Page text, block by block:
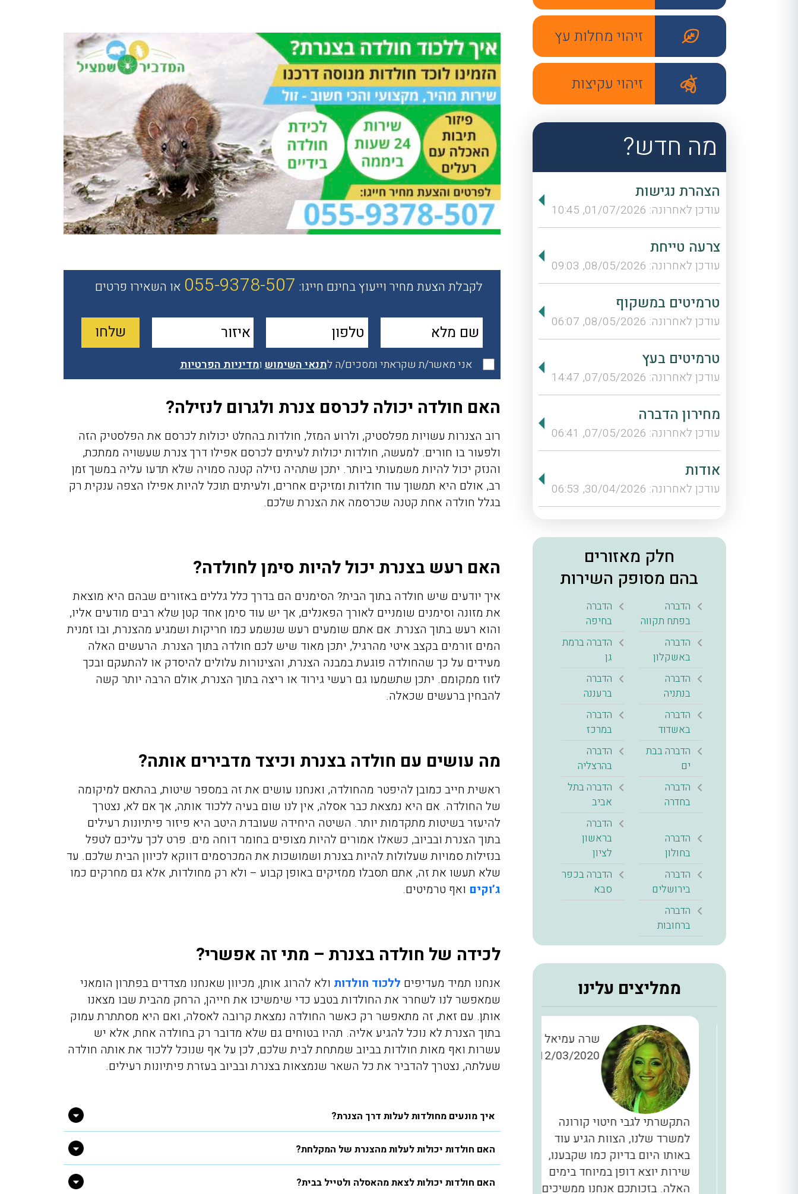
זיהוי מחלות עץ
זיהוי עקיצות
מה חדש?
הצהרת נגישות
עודכן לאחרונה: 01/07/2026, 10:45
צרעה טייחת
עודכן לאחרונה: 08/05/2026, 09:03
טרמיטים במשקוף
עודכן לאחרונה: 08/05/2026, 06:07
טרמיטים בעץ
עודכן לאחרונה: 07/05/2026, 14:47
מחירון הדברה
עודכן לאחרונה: 07/05/2026, 06:41
אודות
עודכן לאחרונה: 30/04/2026, 06:53
חלק מאזורים
בהם מסופק השירות
הדברה
בפתח תקווה
הדברה
בחיפה
הדברה
באשקלון
הדברה ברמת
גן
הדברה
בנתניה
הדברה
ברעננה
הדברה
באשדוד
הדברה
במרכז
הדברה בבת
ים
הדברה
בהרצליה
הדברה
בחדרה
הדברה בתל
אביב
הדברה
בחולון
הדברה
בראשון
לציון
הדברה
בירושלים
הדברה בכפר
סבא
הדברה
ברחובות
ממליצים עלינו
שרה עמיאל
12/03/2020
התקשרתי לגבי חיטוי קורונה
למשרד שלנו, הצוות הגיע עוד
באותו היום בדיוק כמו שקבענו,
שירות יוצא דופן במיוחד בימים
האלה. בזכותכם אנחנו ממשיכים
אריאלה לוין
08/04/2020
הזמנתי אתכם לצורך הדברת
בפרקט, הגיע בחור בשם דני ביצע
נתן לנו אחריות ככה שאנחנו
מיכה אלפסי
17/02/2019
אין דברים כאלה. תודה
חזרנו מחול ומסתבר
איתנו מה שנקרא פשפש
לא ידענו בהתחלה ממה
נעקצים בלילה זה היה
כולם כבר החליטו שיש לנו
לקבלת הצעת מחיר וייעוץ בחינם חייגו: 055-9378-507 או השאירו פרטים
אני מאשר/ת שקראתי ומסכים/ה לתנאי השימושומדיניות הפרטיות
האם חולדה יכולה לכרסם צנרת ולגרום לנזילה?
רוב הצנרות עשויות מפלסטיק, ולרוע המזל, חולדות בהחלט יכולות לכרסם את הפלסטיק הזה
ולפעור בו חורים. למעשה, חולדות יכולות לעיתים לכרסם אפילו דרך צנרת שעשויה ממתכת,
והנזק יכול להיות משמעותי ביותר. יתכן שתהיה נזילה קטנה סמויה שלא תדעו עליה במשך זמן
רב, אולם היא תמשוך עוד חולדות ומזיקים אחרים, ולעיתים תוכל להיות אפילו הצפה ענקית רק
בגלל חולדה אחת קטנה שכרסמה את הצנרת שלכם.
האם רעש בצנרת יכול להיות סימן לחולדה?
איך יודעים שיש חולדה בתוך הבית? הסימנים הם בדרך כלל גללים באזורים שבהם היא מוצאת
את מזונה וסימנים שומניים לאורך הפאנלים, אך יש עוד סימן אחד קטן שלא רבים מודעים אליו,
והוא רעש בתוך הצנרת. אם אתם שומעים רעש שנשמע כמו חריקות ושמגיע מהצנרת, ובו זמנית
המים זורמים בקצב איטי מהרגיל, יתכן מאוד שיש לכם חולדה בתוך הצנרת. הרעשים האלה
מעידים על כך שהחולדה פוגעת במבנה הצנרת, והצינורות עלולים להיסדק או להתעקם ובכך
לזוז ממקומם. יתכן שתשמעו גם רעשי גירוד או ריצה בתוך הצנרת, אולם הרבה יותר קשה
להבחין ברעשים שכאלה.
מה עושים עם חולדה בצנרת וכיצד מדבירים אותה?
ראשית חייב כמובן להיפטר מהחולדה, ואנחנו עושים את זה במספר שיטות, בהתאם למיקומה
של החולדה. אם היא נמצאת כבר אסלה, אין לנו שום בעיה ללכוד אותה, אך אם לא, נצטרך
להיעזר בשיטות מתקדמות יותר. השיטה היחידה שעובדת היטב היא פיזור פיתיונות רעילים
בתוך הצנרת ובביוב, כשאלו אמורים להיות מצופים בחומר דוחה מים. פרט לכך עליכם לטפל
בנזילות סמויות שעלולות להיות בצנרת ושמושכות את המכרסמים דווקא לכיוון הבית שלכם. עד
שלא תעשו את זה, אתם תסבלו ממזיקים באופן קבוע – ולא רק מחולדות, אלא גם מחרקים כמו
ג’וקים ואף טרמיטים.
לכידה של חולדה בצנרת – מתי זה אפשרי?
אנחנו תמיד מעדיפים ללכוד חולדות ולא להרוג אותן, מכיוון שאנחנו מצדדים בפתרון הומאני
שמאפשר לנו לשחרר את החולדות בטבע כדי שימשיכו את חייהן, הרחק מהבית שבו מצאנו
אותן. עם זאת, זה מתאפשר רק כאשר החולדה נמצאת קרובה לאסלה, ואם היא מסתתרת עמוק
בתוך הצנרת לא נוכל להגיע אליה. תהיו בטוחים גם שלא מדובר רק בחולדה אחת, אלא יש
עשרות ואף מאות חולדות בביוב שמתחת לבית שלכם, לכן על אף שנוכל ללכוד את אותה חולדה
שעלתה, נצטרך להדביר את כל השאר שנמצאות בצנרת ובביוב בעזרת פיתיונות רעילים.
איך מונעים מחולדות לעלות דרך הצנרת?
האם חולדות יכולות לעלות מהצנרת של המקלחת?
האם חולדות יכולות לצאת מהאסלה ולטייל בבית?